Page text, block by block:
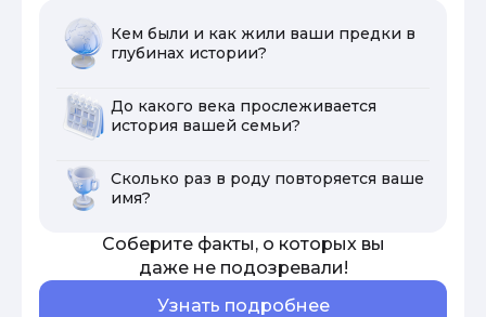
Кем были и как жили ваши предки в
глубинах истории?
До какого века прослеживается
история вашей семьи?
Сколько раз в роду повторяется ваше
имя?
Соберите факты, о которых вы
даже не подозревали!
Узнать подробнее